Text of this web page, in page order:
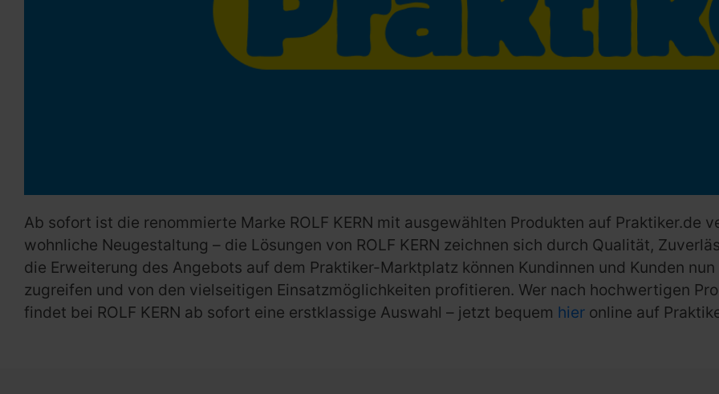
Ab sofort ist die renommierte Marke ROLF KERN mit ausgewählten Produkten auf Praktiker.de
wohnliche Neugestaltung – die Lösungen von ROLF KERN zeichnen sich durch Qualität,
die Erweiterung des Angebots auf dem Praktiker-Marktplatz können Kundinnen und Kunden
zugreifen und von den vielseitigen Einsatzmöglichkeiten profitieren. Wer nach hochwertigen
findet bei ROLF KERN ab sofort eine erstklassige Auswahl – jetzt bequem hier online auf